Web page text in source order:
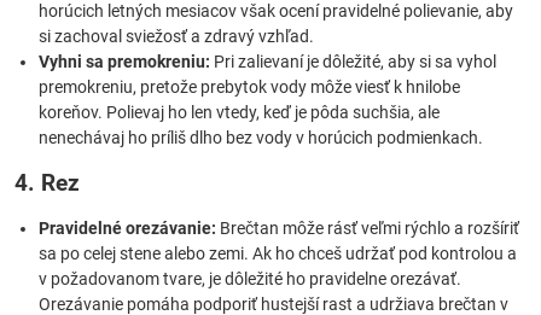
horúcich letných mesiacov však ocení pravidelné polievanie, aby
si zachoval sviežosť a zdravý vzhľad.
Vyhni sa premokreniu: Pri zalievaní je dôležité, aby si sa vyhol
premokreniu, pretože prebytok vody môže viesť k hnilobe
koreňov. Polievaj ho len vtedy, keď je pôda suchšia, ale
nenechávaj ho príliš dlho bez vody v horúcich podmienkach.
4. Rez
Pravidelné orezávanie: Brečtan môže rásť veľmi rýchlo a rozšíriť
sa po celej stene alebo zemi. Ak ho chceš udržať pod kontrolou a
v požadovanom tvare, je dôležité ho pravidelne orezávať.
Orezávanie pomáha podporiť hustejší rast a udržiava brečtan v